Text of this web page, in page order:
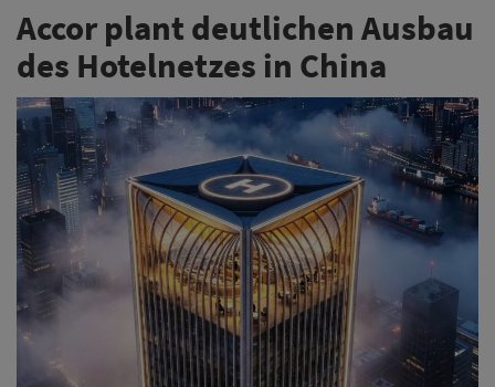
Accor plant deutlichen Ausbau
des Hotelnetzes in China